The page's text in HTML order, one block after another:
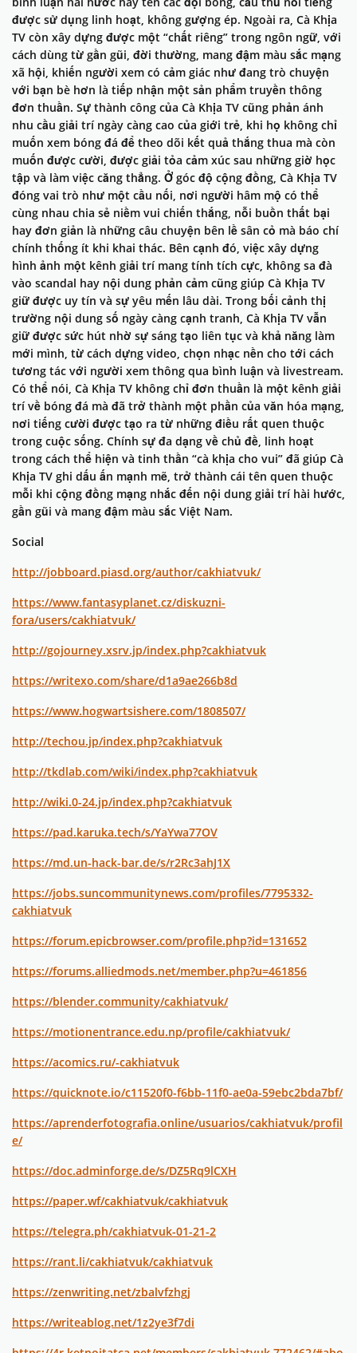
được sử dụng linh hoạt, không gượng ép. Ngoài ra, Cà Khịa
TV còn xây dựng được một “chất riêng” trong ngôn ngữ, với
cách dùng từ gần gũi, đời thường, mang đậm màu sắc mạng
xã hội, khiến người xem có cảm giác như đang trò chuyện
với bạn bè hơn là tiếp nhận một sản phẩm truyền thông
đơn thuần. Sự thành công của Cà Khịa TV cũng phản ánh
nhu cầu giải trí ngày càng cao của giới trẻ, khi họ không chỉ
muốn xem bóng đá để theo dõi kết quả thắng thua mà còn
muốn được cười, được giải tỏa cảm xúc sau những giờ học
tập và làm việc căng thẳng. Ở góc độ cộng đồng, Cà Khịa TV
đóng vai trò như một cầu nối, nơi người hâm mộ có thể
cùng nhau chia sẻ niềm vui chiến thắng, nỗi buồn thất bại
hay đơn giản là những câu chuyện bên lề sân cỏ mà báo chí
chính thống ít khi khai thác. Bên cạnh đó, việc xây dựng
hình ảnh một kênh giải trí mang tính tích cực, không sa đà
vào scandal hay nội dung phản cảm cũng giúp Cà Khịa TV
giữ được uy tín và sự yêu mến lâu dài. Trong bối cảnh thị
trường nội dung số ngày càng cạnh tranh, Cà Khịa TV vẫn
giữ được sức hút nhờ sự sáng tạo liên tục và khả năng làm
mới mình, từ cách dựng video, chọn nhạc nền cho tới cách
tương tác với người xem thông qua bình luận và livestream.
Có thể nói, Cà Khịa TV không chỉ đơn thuần là một kênh giải
trí về bóng đá mà đã trở thành một phần của văn hóa mạng,
nơi tiếng cười được tạo ra từ những điều rất quen thuộc
trong cuộc sống. Chính sự đa dạng về chủ đề, linh hoạt
trong cách thể hiện và tinh thần “cà khịa cho vui” đã giúp Cà
Khịa TV ghi dấu ấn mạnh mẽ, trở thành cái tên quen thuộc
mỗi khi cộng đồng mạng nhắc đến nội dung giải trí hài hước,
gần gũi và mang đậm màu sắc Việt Nam.
Social
http://jobboard.piasd.org/author/cakhiatvuk/
https://www.fantasyplanet.cz/diskuzni-
fora/users/cakhiatvuk/
http://gojourney.xsrv.jp/index.php?cakhiatvuk
https://writexo.com/share/d1a9ae266b8d
https://www.hogwartsishere.com/1808507/
http://techou.jp/index.php?cakhiatvuk
http://tkdlab.com/wiki/index.php?cakhiatvuk
http://wiki.0-24.jp/index.php?cakhiatvuk
https://pad.karuka.tech/s/YaYwa77OV
https://md.un-hack-bar.de/s/r2Rc3ahJ1X
https://jobs.suncommunitynews.com/profiles/7795332-
cakhiatvuk
https://forum.epicbrowser.com/profile.php?id=131652
https://forums.alliedmods.net/member.php?u=461856
https://blender.community/cakhiatvuk/
https://motionentrance.edu.np/profile/cakhiatvuk/
https://acomics.ru/-cakhiatvuk
https://quicknote.io/c11520f0-f6bb-11f0-ae0a-59ebc2bda7bf/
https://aprenderfotografia.online/usuarios/cakhiatvuk/profil
e/
https://doc.adminforge.de/s/DZ5Rq9lCXH
https://paper.wf/cakhiatvuk/cakhiatvuk
https://telegra.ph/cakhiatvuk-01-21-2
https://rant.li/cakhiatvuk/cakhiatvuk
https://zenwriting.net/zbalvfzhgj
https://writeablog.net/1z2ye3f7di